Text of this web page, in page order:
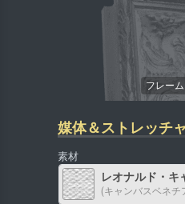
媒体＆ストレッチ
素材
レオナルド・キ
(キャンバスベネチ